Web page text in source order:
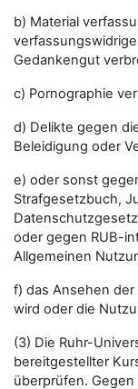
b) Material
Gedankengut
c) Pornographie
d) Delikte gegen
Beleidigung oder
e) oder sonst
Strafgesetzbuch,
oder gegen RUB-
Allgemeinen
f) das Ansehen
wird oder die
(3) Die Ruhr-
bereitgestellter
überprüfen.